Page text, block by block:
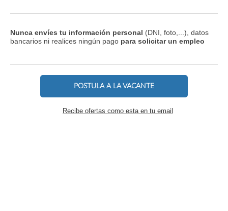
Nunca envíes tu información personal (DNI, foto,...), datos
bancarios ni realices ningún pago para solicitar un empleo
POSTULA A LA VACANTE
Recibe ofertas como esta en tu email